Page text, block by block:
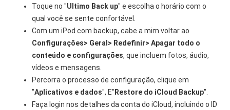
Toque no "Ultimo Back up" e escolha o horário com o
qual você se sente confortável.
Com um iPod com backup, cabe a mim voltar ao
Configurações> Geral> Redefinir> Apagar todo o
conteúdo e configurações, que incluem fotos, áudio,
vídeos e mensagens.
Percorra o processo de configuração, clique em
"Aplicativos e dados", E" Restore do iCloud Backup".
Faça login nos detalhes da conta do iCloud, incluindo o ID